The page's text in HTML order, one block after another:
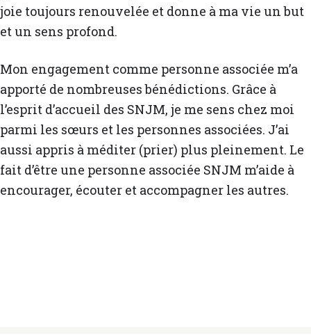
joie toujours renouvelée et donne à ma vie un but
et un sens profond.
Mon engagement comme personne associée m’a
apporté de nombreuses bénédictions. Grâce à
l’esprit d’accueil des SNJM, je me sens chez moi
parmi les sœurs et les personnes associées. J’ai
aussi appris à méditer (prier) plus pleinement. Le
fait d’être une personne associée SNJM m’aide à
encourager, écouter et accompagner les autres.